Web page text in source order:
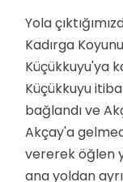
Yola
Kadırga
Küçükkuyu'ya
Küçükkuyu
bağlandı ve
Akçay'a
vererek öğlen
ana yoldan